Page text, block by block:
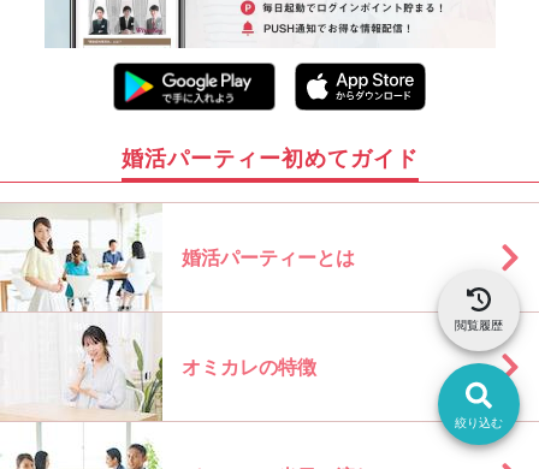
絞り込む
閲覧履歴
婚活パーティー初めてガイド
婚活パーティーとは
オミカレの特徴